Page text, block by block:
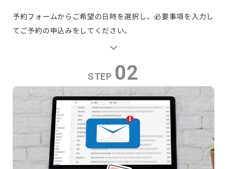
予約フォームからご希望の日時を選択し、必要事項を入力し
てご予約の申込みをしてください。
STEP 02